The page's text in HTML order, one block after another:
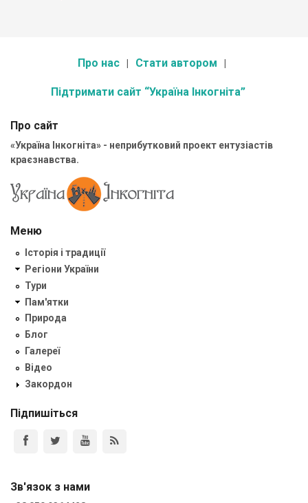
Про нас Стати автором
Підтримати сайт “Україна Інкогніта”
Про сайт
«Україна Інкогніта» - неприбутковий проект ентузіастів
краєзнавства.
Меню
Історія і традиції
Регіони України
Тури
Пам'ятки
Природа
Блог
Галереї
Відео
Закордон
Підпишіться
Зв'язок з нами